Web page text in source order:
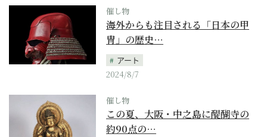
催し物
海外からも注目される「日本の甲
冑」の歴史…
アート
2024/8/7
催し物
この夏、大阪・中之島に醍醐寺の
約90点の…